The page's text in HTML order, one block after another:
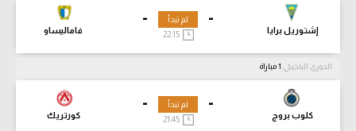
-
إشتوريل برايا
-
فاماليساو
لم تبدأ
22:15
الدوري البلجيكي
-
كلوب بروج
-
كورتريك
لم تبدأ
21:45